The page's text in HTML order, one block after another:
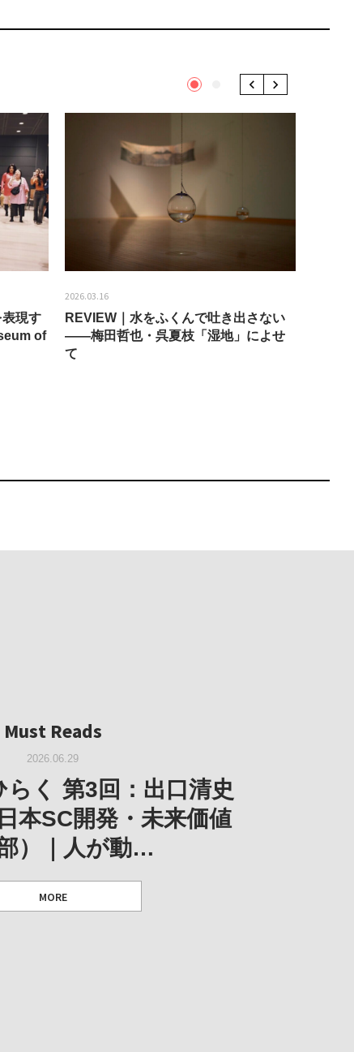
1 Previous
Next
現す
of
2026.03.16
REVIEW｜水をふくんで吐き出さない
——梅田哲也・呉夏枝「湿地」によせ
て
Must Reads
2026.06.29
らく 第3回：出口清史
本SC開発・未来価値
）｜人が動…
MORE
たして美術家・梅津庸
ゆかり作家」となる
できたのか…
サポート関西 チーフプロデューサー／学芸員]
2026.03.11
｜博覧会の残像
MORE
2026.02.25
聡太朗 個展「余りの
風景」
サポート関西 チーフプロデューサー／学芸員]
2025.10.01
の存在証明としての線
フライン」展
サポート関西 チーフプロデューサー／学芸員]